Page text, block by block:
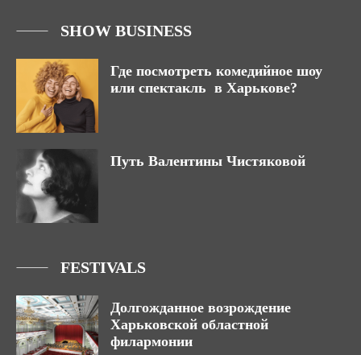
SHOW BUSINESS
Где посмотреть комедийное шоу
или спектакль в Харькове?
Путь Валентины Чистяковой
FESTIVALS
Долгожданное возрождение
Харьковской областной
филармонии